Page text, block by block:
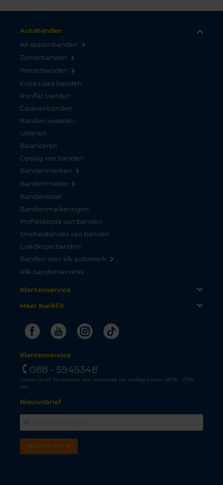
Autobanden
All-seasonbanden
Zomerbanden
Winterbanden
Extra Load banden
Runflat banden
Caravanbanden
Banden wisselen
Uitlijnen
Balanceren
Opslag van banden
Bandenmerken
Bandenmaten
Bandenlabel
Bandenmarkeringen
Profieldiepte van banden
Snelheidsindex van banden
Goedkope banden
Banden voor elk automerk
Alle bandenservices
Klantenservice
Meer KwikFit
FacebookYoutubeInstagram
Tiktok
Klantenservice
088 - 5945348
Lokaal tarief. Bereikbaar van maandag t/m vrijdag tussen 08.00 - 17.30
uur.
Nieuwsbrief
INSCHRIJVEN